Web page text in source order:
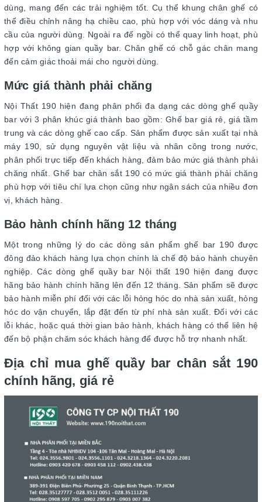
dùng, mang đến các trải nghiệm tốt. Cụ thể khung chân ghế có
thể điều chỉnh nâng hạ chiều cao, phù hợp với vóc dáng và nhu
cầu của người dùng. Ngoài ra đế ngồi có thể quay linh hoạt, phù
hợp với không gian quầy bar. Chân ghế có chỗ gác chân mang
đến cảm giác thoải mái cho người dùng.
Mức giá thành phải chăng
Nội Thất 190 hiện đang phân phối đa dạng các dòng ghế quầy
bar với 3 phân khúc giá thành bao gồm: Ghế bar giá rẻ, giá tầm
trung và các dòng ghế cao cấp. Sản phẩm được sản xuất tại nhà
máy 190, sử dụng nguyên vật liệu và nhân công trong nước,
phân phối trực tiếp đến khách hàng, đảm bảo mức giá thành phải
chăng nhất. Ghế bar chân sắt 190 có mức giá thành phải chăng
phù hợp với tiêu chí lựa chọn cũng như ngân sách của nhiều đơn
vị, khách hàng.
Bảo hành chính hãng 12 tháng
Một trong những lý do các dòng sản phẩm ghế bar 190 được
đông đảo khách hàng lựa chọn chính là chế độ bảo hành chuyên
nghiệp. Các dòng ghế quầy bar Nội thất 190 hiện đang được
hãng bảo hành chính hãng lên đến 12 tháng. Sản phẩm sẽ được
bảo hành miễn phí đối với các lỗi hỏng hóc do nhà sản xuất, hỏng
hóc do vận chuyển, lắp đặt đến từ phí nhà sản xuất. Đối với các
lỗi khác, hoặc quá thời gian bảo hành, khách hàng có thể liên hệ
đến bộ phận chăm sóc khách hàng để được hỗ trợ nhanh nhất.
Địa chỉ mua ghế quầy bar chân sắt 190
chính hãng, giá rẻ